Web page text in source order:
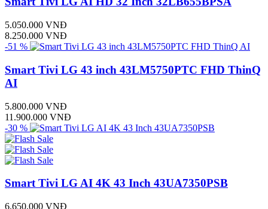
5.050.000 VNĐ
8.250.000 VNĐ
-51 %
Smart Tivi LG 43 inch 43LM5750PTC FHD ThinQ
AI
5.800.000 VNĐ
11.900.000 VNĐ
-30 %
Smart Tivi LG AI 4K 43 Inch 43UA7350PSB
6.650.000 VNĐ